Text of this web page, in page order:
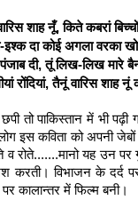
शाह नूँ, किते कबरां
दा कोई अगला वरका
दी, तूं लिख-लिख मारे
रोंदियां, तैनूं वारिस शाह
तो पाकिस्तान में भी
इस कविता को अपनी
रोते.......मानो यह उन पर
करती। विभाजन के दर्द
कालान्तर में फिल्म बनी।